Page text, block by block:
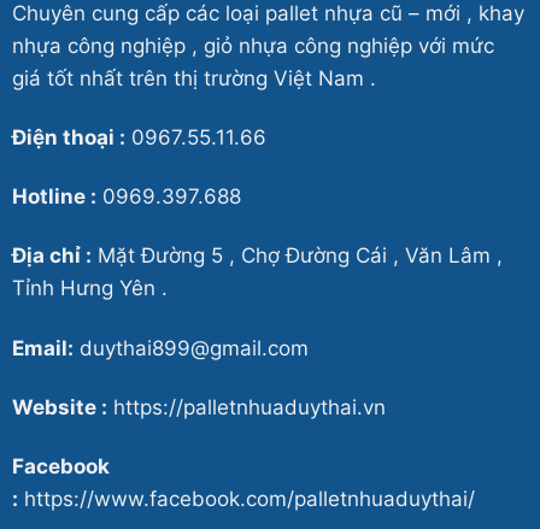
Chuyên cung cấp các loại pallet nhựa cũ – mới , khay
nhựa công nghiệp , giỏ nhựa công nghiệp với mức
giá tốt nhất trên thị trường Việt Nam .
Điện thoại : 0967.55.11.66
Hotline : 0969.397.688
Địa chỉ : Mặt Đường 5 , Chợ Đường Cái , Văn Lâm ,
Tỉnh Hưng Yên .
Email: duythai899@gmail.com
Website : https://palletnhuaduythai.vn
Facebook
: https://www.facebook.com/palletnhuaduythai/